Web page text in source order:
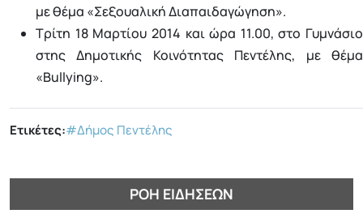
με θέμα «Σεξουαλική Διαπαιδαγώγηση».
Τρίτη 18 Μαρτίου 2014 και ώρα 11.00, στο Γυμνάσιο
στης Δημοτικής Κοινότητας Πεντέλης, με θέμα
«Bullying».
Ετικέτες:#Δήμος Πεντέλης
ΡΟΉ ΕΙΔΉΣΕΩΝ